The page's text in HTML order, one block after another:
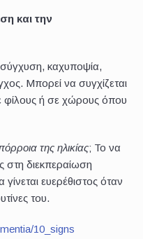
και την
καχυποψία,
Μπορεί να συγχίζεται
φίλους ή σε χώρους όπου
της ηλικίας; Το να
στη διεκπεραίωση
ευερέθιστος όταν
του.
10_signs